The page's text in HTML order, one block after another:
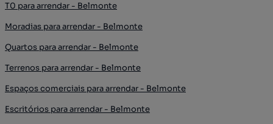
T0 para arrendar - Belmonte
Moradias para arrendar - Belmonte
Quartos para arrendar - Belmonte
Terrenos para arrendar - Belmonte
Espaços comerciais para arrendar - Belmonte
Escritórios para arrendar - Belmonte